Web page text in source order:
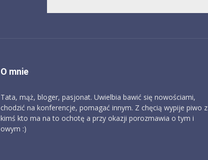
O mnie
Tata, mąż, bloger, pasjonat. Uwielbia bawić się nowościami,
chodzić na konferencje, pomagać innym. Z chęcią wypije piwo z
kimś kto ma na to ochotę a przy okazji porozmawia o tym i
owym :)